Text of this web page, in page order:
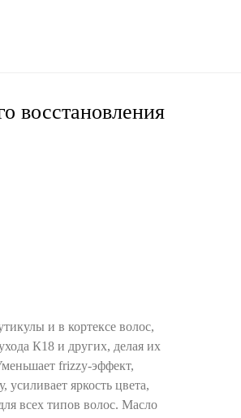
восстановления
и в кортексе волос,
К18 и других, делая их
frizzy-эффект,
яркость цвета,
всех типов волос. Масло